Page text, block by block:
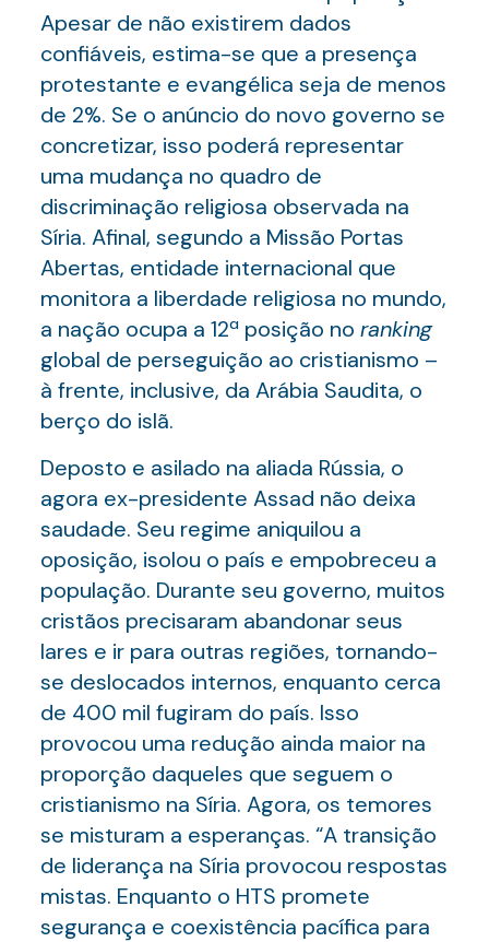
Apesar de não existirem dados
confiáveis, estima-se que a presença
protestante e evangélica seja de menos
de 2%. Se o anúncio do novo governo se
concretizar, isso poderá representar
uma mudança no quadro de
discriminação religiosa observada na
Síria. Afinal, segundo a Missão Portas
Abertas, entidade internacional que
monitora a liberdade religiosa no mundo,
a nação ocupa a 12ª posição no ranking
global de perseguição ao cristianismo –
à frente, inclusive, da Arábia Saudita, o
berço do islã.
Deposto e asilado na aliada Rússia, o
agora ex-presidente Assad não deixa
saudade. Seu regime aniquilou a
oposição, isolou o país e empobreceu a
população. Durante seu governo, muitos
cristãos precisaram abandonar seus
lares e ir para outras regiões, tornando-
se deslocados internos, enquanto cerca
de 400 mil fugiram do país. Isso
provocou uma redução ainda maior na
proporção daqueles que seguem o
cristianismo na Síria. Agora, os temores
se misturam a esperanças. “A transição
de liderança na Síria provocou respostas
mistas. Enquanto o HTS promete
segurança e coexistência pacífica para